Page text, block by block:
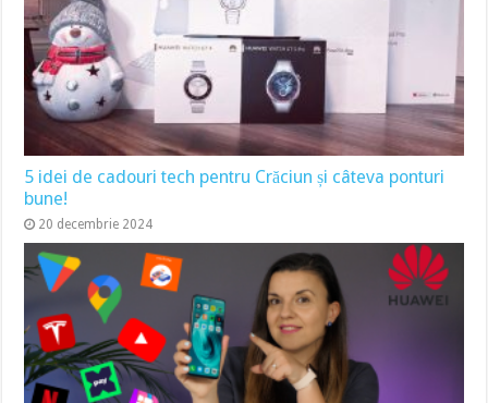
5 idei de cadouri tech pentru Crăciun și câteva ponturi
bune!
20 decembrie 2024